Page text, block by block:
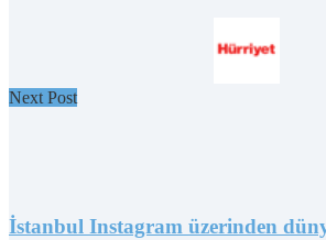
Next Post
İstanbul Instagram üzerinden